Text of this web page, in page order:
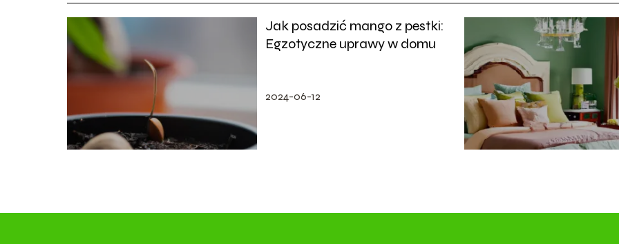
Jak posadzić mango z pestki:
Egzotyczne uprawy w domu
2024-06-12